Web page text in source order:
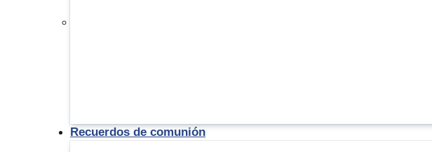
Recuerdos de comunión